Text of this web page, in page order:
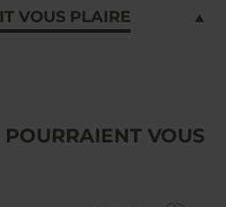
VOUS PLAIRE
VOUS